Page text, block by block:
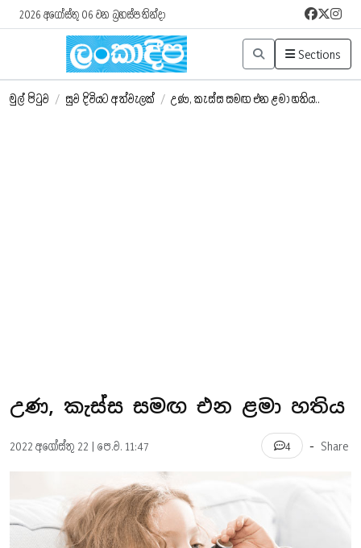
2026 අගෝස්තු 06 වන බ්‍රහස්පතින්දා
Sections
මුල් පිටුව / සුව දිවියට අත්වැලක් / උණ, කැස්ස සමඟ එන ළමා හතිය..
උණ, කැස්ස සමඟ එන ළමා හතිය
2022 අගෝස්තු 22 | පෙ.ව. 11:47 4 - Share